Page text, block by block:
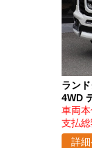
ラン
4WD
車両
支払
詳